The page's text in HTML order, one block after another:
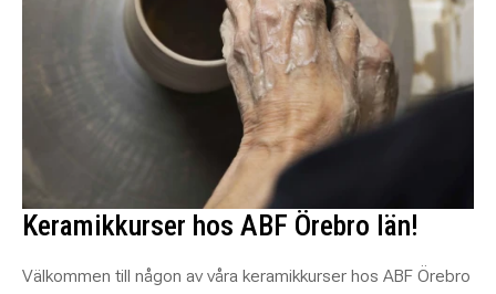
Keramikkurser hos ABF Örebro län!
Välkommen till någon av våra keramikkurser hos ABF Örebro